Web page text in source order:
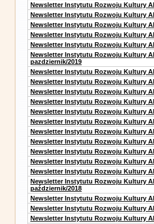
Newsletter Instytutu Rozwoju Kultury
Newsletter Instytutu Rozwoju Kultury
Newsletter Instytutu Rozwoju Kultury
Newsletter Instytutu Rozwoju Kultury
Newsletter Instytutu Rozwoju Kultury
Newsletter Instytutu Rozwoju Kultury
pazdziernik/2019
Newsletter Instytutu Rozwoju Kultury
Newsletter Instytutu Rozwoju Kultury
Newsletter Instytutu Rozwoju Kultury
Newsletter Instytutu Rozwoju Kultury
Newsletter Instytutu Rozwoju Kultury
Newsletter Instytutu Rozwoju Kultury
Newsletter Instytutu Rozwoju Kultury
Newsletter Instytutu Rozwoju Kultury
Newsletter Instytutu Rozwoju Kultury
Newsletter Instytutu Rozwoju Kultury
Newsletter Instytutu Rozwoju Kultury
Newsletter Instytutu Rozwoju Kultury
październik/2018
Newsletter Instytutu Rozwoju Kultury
Newsletter Instytutu Rozwoju Kultury
Newsletter Instytutu Rozwoju Kultury